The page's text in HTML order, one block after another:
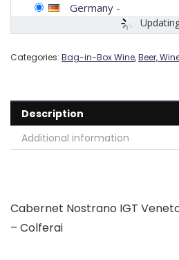
Germany -
Categories: Bag-in-Box Wine,Beer,
Description
Additional information
Cabernet Nostrano IGT Veneto
– Colferai